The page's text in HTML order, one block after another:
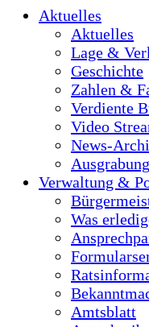
Aktuelles
Aktuelles
Lage &
Geschichte
Zahlen &
Verdiente
Video
News-
Verwaltung &
Was
Amtsblatt